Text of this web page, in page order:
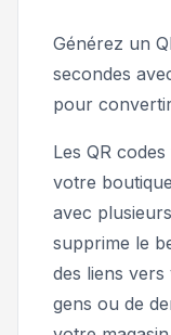
Générez un
secondes
pour
Les QR
votre
avec
supprime le
des liens
gens ou de